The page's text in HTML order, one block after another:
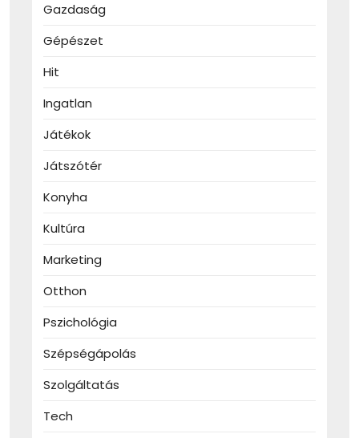
Gazdaság
Gépészet
Hit
Ingatlan
Játékok
Játszótér
Konyha
Kultúra
Marketing
Otthon
Pszichológia
Szépségápolás
Szolgáltatás
Tech